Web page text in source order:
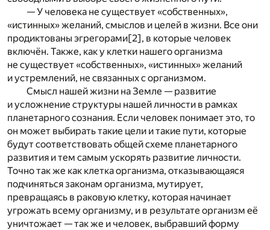
— У человека не существует «собственных»,
«истинных» желаний, смыслов и целей в жизни. Все они
продиктованы эгрегорами[2], в которые человек
включён. Также, как у клетки нашего организма
не существует «собственных», «истинных» желаний
и устремлений, не связанных с организмом.
Смысл нашей жизни на Земле — развитие
и усложнение структуры нашей личности в рамках
планетарного сознания. Если человек понимает это, то
он может выбирать такие цели и такие пути, которые
будут соответствовать общей схеме планетарного
развития и тем самым ускорять развитие личности.
Точно так же как клетка организма, отказывающаяся
подчиняться законам организма, мутирует,
превращаясь в раковую клетку, которая начинает
угрожать всему организму, и в результате организм её
уничтожает — так же и человек, выбравший форму